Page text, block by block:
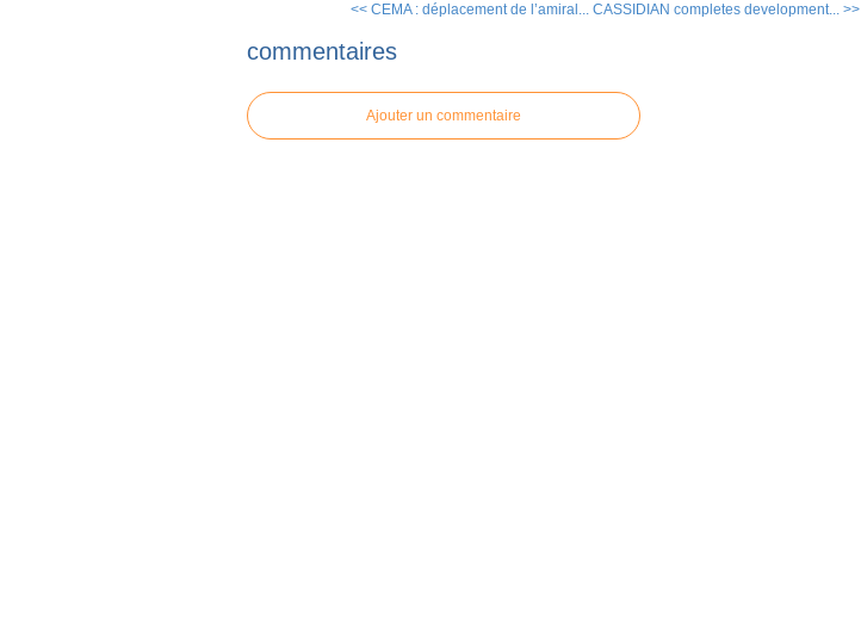
<< CEMA : déplacement de l’amiral... CASSIDIAN completes development... >>
commentaires
Ajouter un commentaire